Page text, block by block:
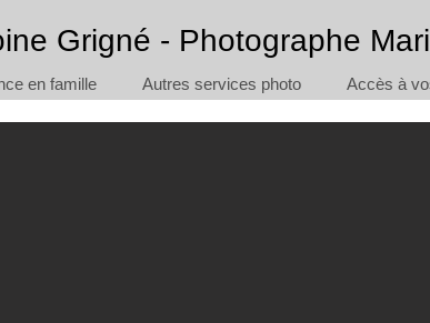
Grigné - Photographe
en famille Autres services photo Accès à